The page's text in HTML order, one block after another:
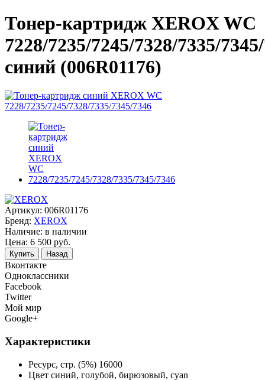
Тонер-картридж XEROX WC
7228/7235/7245/7328/7335/
синий (006R01176)
Артикул: 006R01176
Бренд: XEROX
Наличие: в наличии
Цена: 6 500 руб.
Купить Назад
Вконтакте
Одноклассники
Facebook
Twitter
Мой мир
Google+
Характеристики
Ресурс, стр. (5%) 16000
Цвет синий, голубой, бирюзовый, cyan